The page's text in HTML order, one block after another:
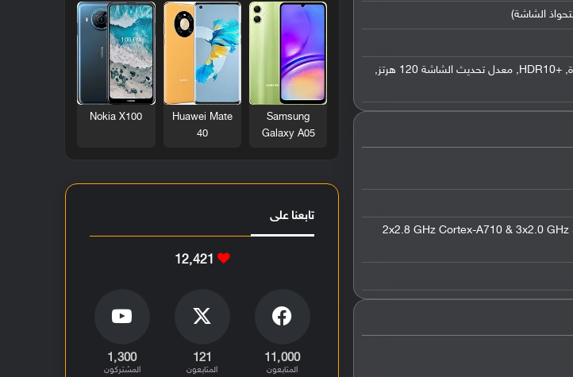
سطوع 1200 شمعة (في وضع السطوع العالي) و1750 شمعة كأعلى ذروة, +HDR10, معدل تحديث الشاشة 120 هرتز,
ثماني النواة (1x3.36 GHz Cortex-X3 و 2x2.8 GHz Cortex-A715 و 2x2.8 GHz Cortex-A710 & 3x2.0 GHz
Samsung
Galaxy A05
Huawei Mate
40
Nokia X100
تابعنا على
12٬421
11٬000
المتابعون
121
المتابعون
1٬300
المشتركون